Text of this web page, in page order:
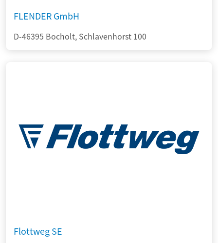
FLENDER GmbH
D-46395 Bocholt, Schlavenhorst 100
Flottweg SE